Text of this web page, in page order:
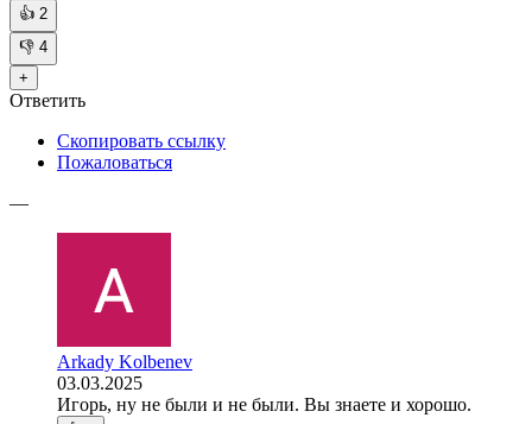
👍 2
👎 4
+
Ответить
Скопировать ссылку
Пожаловаться
—
Arkady Kolbenev
03.03.2025
Игорь, ну не были и не были. Вы знаете и хорошо.